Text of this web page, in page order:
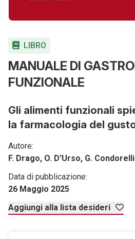
LIBRO
MANUALE DI
FUNZIONALE
Gli alimenti funzionali
la farmacologia del
Autore:
F. Drago, O. D'Urso, G. Condorelli
Data di pubblicazione:
26 Maggio 2025
Aggiungi alla lista desideri